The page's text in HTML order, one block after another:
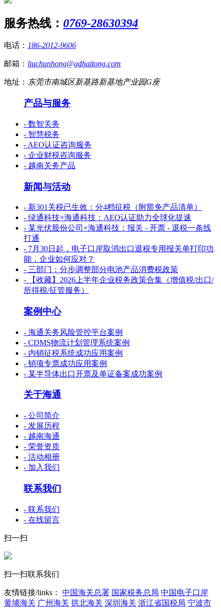
服务热线： 0769-28630394
电话： 186-2012-9606
邮箱： liuchunhong@gdhaitong.com
地址： 东莞市南城区新基路新基地产业园G座
产品与服务
- 数智关务
- 智慧税务
- AEO认证咨询服务
- 企业财税咨询服务
- 越南关务产品
新闻与活动
- 新301关税已生效：分4档征税（附豁免产品清单）
- 绿通科技×海通科技：AEO认证助力全球化提速
- 某光伏股份公司×海通科技：报关 - 开票 - 退税一条线
打通
- 7月30日起，电子口岸取消出口退税专用报关单打印功
能，企业如何应对？
- 三部门：分步调整部分电池产品消费税政策
- 【收藏】2026上半年企业税务政策合集（增值税/出口/
所得税/征管服务）
案例中心
- 海通关务风险管控平台案例
- CDMS物流计划管理系统案例
- 内销征税系统成功应用案例
- 销项专票成功应用案例
- 某半导体出口开票及单证备案成功案例
关于海通
- 公司简介
- 发展历程
- 越南海通
- 荣誉资质
- 活动相册
- 加入我们
联系我们
- 联系我们
- 在线留言
扫一扫
扫一扫联系我们
友情链接/links： 中国海关总署 国家税务总局 中国电子口岸
黄埔海关 广州海关 拱北海关 深圳海关 浙江省国税局 宁波市